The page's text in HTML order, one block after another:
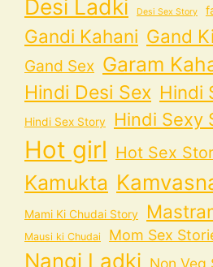
Desi Ladki Desi Sex Story
Gandi Kahani Gand
Gand Sex Garam
Hindi Desi Sex Hindi
Hindi Sex Story Hindi Sexy
Hot girl Hot Sex
Kamukta
Mami Ki Chudai Story
Mausi ki Chudai Mom Sex
Nangi Ladki Non Veg